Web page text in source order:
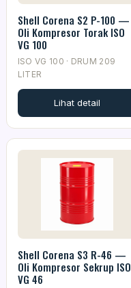
Shell Corena S2 P-100 —
Oli Kompresor Torak ISO
VG 100
ISO VG 100 · DRUM 209
LITER
Lihat detail
Shell Corena S3 R-46 —
Oli Kompresor Sekrup ISO
VG 46